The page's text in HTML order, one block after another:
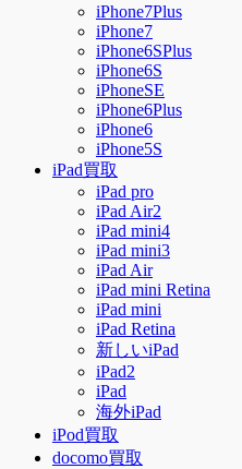
iPhone7Plus
iPhone7
iPhone6SPlus
iPhone6S
iPhoneSE
iPhone6Plus
iPhone6
iPhone5S
iPad買取
iPad pro
iPad Air2
iPad mini4
iPad mini3
iPad Air
iPad mini Retina
iPad mini
iPad Retina
新しいiPad
iPad2
iPad
海外iPad
iPod買取
docomo買取